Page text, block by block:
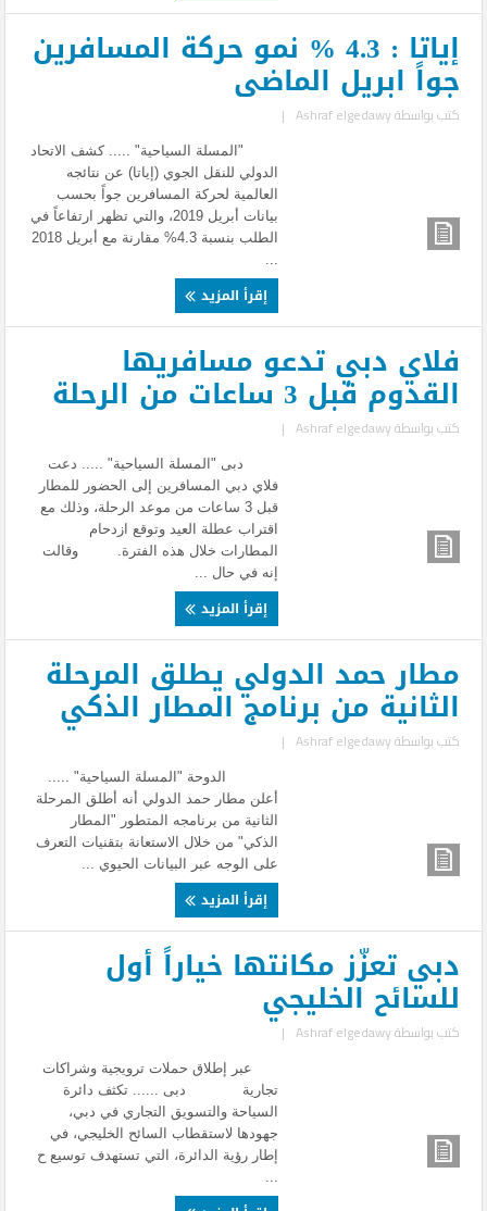
إياتا : 4.3 % نمو حركة المسافرين
جواً ابريل الماضى
كتب بواسطةAshraf elgedawy
|
"المسلة السياحية" ..... كشف الاتحاد
الدولي للنقل الجوي (إياتا) عن نتائجه
العالمية لحركة المسافرين جواً بحسب
بيانات أبريل 2019، والتي تظهر ارتفاعاً في
الطلب بنسبة 4.3% مقارنة مع أبريل 2018
إقرأ المزيد
فلاي دبي تدعو مسافريها
القدوم قبل 3 ساعات من الرحلة
كتب بواسطةAshraf elgedawy
|
دبى "المسلة السياحية" ..... دعت
فلاي دبي المسافرين إلى الحضور للمطار
قبل 3 ساعات من موعد الرحلة، وذلك مع
اقتراب عطلة العيد وتوقع ازدحام
المطارات خلال هذه الفترة. وقالت
إنه في حال ...
إقرأ المزيد
مطار حمد الدولي يطلق المرحلة
الثانية من برنامج المطار الذكي
كتب بواسطةAshraf elgedawy
|
الدوحة "المسلة السياحية" .....
أعلن مطار حمد الدولي أنه أطلق المرحلة
الثانية من برنامجه المتطور "المطار
الذكي" من خلال الاستعانة بتقنيات التعرف
على الوجه عبر البيانات الحيوي ...
إقرأ المزيد
دبي تعزّز مكانتها خياراً أول
للسائح الخليجي
كتب بواسطةAshraf elgedawy
|
عبر إطلاق حملات ترويجية وشراكات
تجارية دبى ...... تكثف دائرة
السياحة والتسويق التجاري في دبي،
جهودها لاستقطاب السائح الخليجي، في
إطار رؤية الدائرة، التي تستهدف توسيع ح